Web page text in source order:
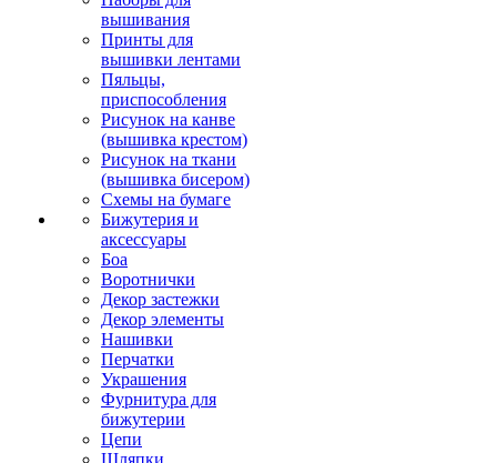
вышивания
Принты для
вышивки лентами
Пяльцы,
приспособления
Рисунок на канве
(вышивка крестом)
Рисунок на ткани
(вышивка бисером)
Схемы на бумаге
Бижутерия и
аксессуары
Боа
Воротнички
Декор застежки
Декор элементы
Нашивки
Перчатки
Украшения
Фурнитура для
бижутерии
Цепи
Шляпки